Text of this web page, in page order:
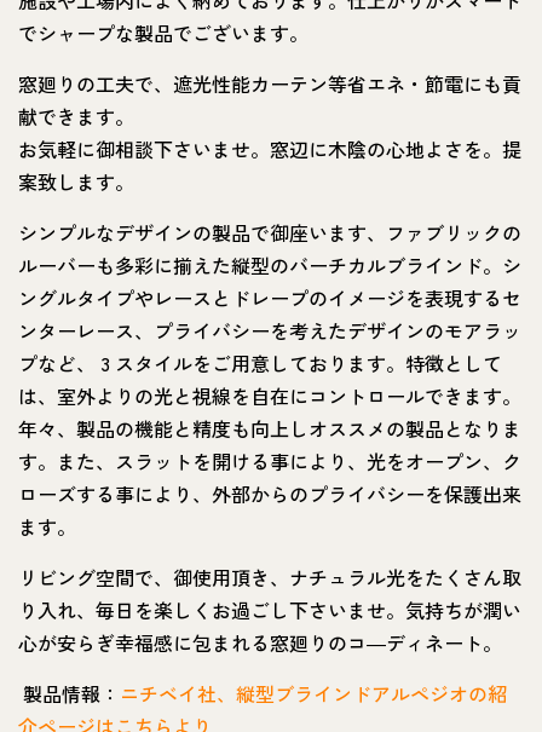
でシャープな製品でございます。
窓廻りの工夫で、遮光性能カーテン等省エネ・節電にも貢
献できます。
お気軽に御相談下さいませ。窓辺に木陰の心地よさを。提
案致します。
シンプルなデザインの製品で御座います、ファブリックの
ルーバーも多彩に揃えた縦型のバーチカルブラインド。シ
ングルタイプやレースとドレープのイメージを表現するセ
ンターレース、プライバシーを考えたデザインのモアラッ
プなど、 3 スタイルをご用意しております。特徴として
は、室外よりの光と視線を自在にコントロールできます。
年々、製品の機能と精度も向上しオススメの製品となりま
す。また、スラットを開ける事により、光をオープン、ク
ローズする事により、外部からのプライバシーを保護出来
ます。
リビング空間で、御使用頂き、ナチュラル光をたくさん取
り入れ、毎日を楽しくお過ごし下さいませ。気持ちが潤い
心が安らぎ幸福感に包まれる窓廻りのコ―ディネート。
製品情報： ニチベイ社、縦型ブラインドアルペジオの紹
介ページはこちらより